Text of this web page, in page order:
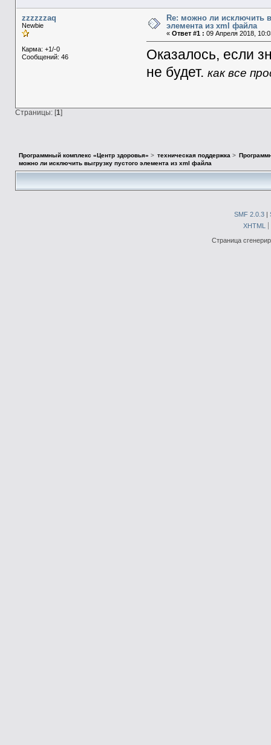
zzzzzzaq
Newbie
Карма: +1/-0
Сообщений: 46
Re: можно ли исключить
элемента из xml файла
« Ответ #1 : 09 Апреля 2018,
Оказалось, если
не будет.как все
Страницы: [1]
Программный комплекс «Центр здоровья» > техническая поддержка >
можно ли исключить выгрузку пустого элемента из xml файла
SMF 2.0.3|
XHTML
Страница